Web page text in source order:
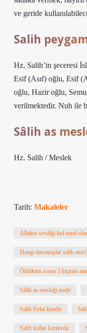
ve geride
Salih
Hz. Salih’in şeceresi
Esif (Asıf) oğlu, Esif
oğlu, Hazir oğlu,
verilmektedir. Nuh ile
Sâlih as
Hz. Salih / Meslek
Tarih: Makaleler
Allahın sevdiği kul nasıl
Hangi davranışlar salih amel
Öldükten sonra 3 kişinin
Sâlih as mesleği nedir
Salih Evlat kimdir
Salih kullar kimlerdir